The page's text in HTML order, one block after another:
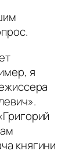
я
княгини